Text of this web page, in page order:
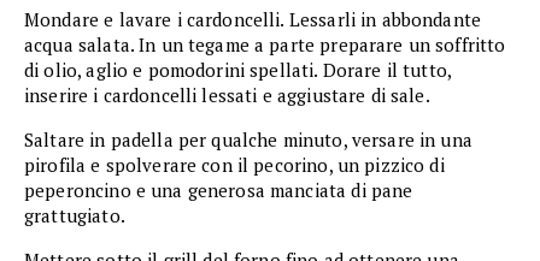
Mondare e lavare i cardoncelli. Lessarli in abbondante
acqua salata. In un tegame a parte preparare un soffritto
di olio, aglio e pomodorini spellati. Dorare il tutto,
inserire i cardoncelli lessati e aggiustare di sale.
Saltare in padella per qualche minuto, versare in una
pirofila e spolverare con il pecorino, un pizzico di
peperoncino e una generosa manciata di pane
grattugiato.